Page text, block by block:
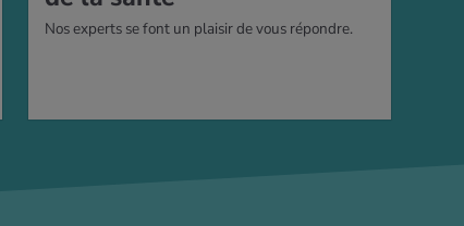
Nos experts se font un plaisir de vous répondre.